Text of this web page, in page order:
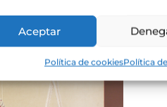
Aceptar
Política de cookiesPolítica